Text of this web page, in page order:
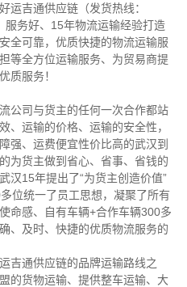
运吉通供应链（发货热线：
务好、15年物流运输经验打造
全可靠，优质快捷的物流运输服
等全方位运输服务、为贸易商提
质服务！
公司与货主的任何一次合作都站
、运输的价格、运输的安全性，
强、运费便宜性价比高的武汉到
为货主做到省心、省事、省钱的
汉15年提出了“为货主创造价值”
位统一了员工思想，凝聚了所有
命感、自有车辆+合作车辆300多
、及时、快捷的优质物流服务的
吉通供应链的品牌运输路线之
的货物运输、提供整车运输、大